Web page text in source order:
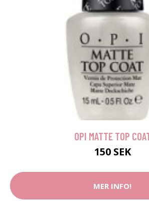
OPI MATTE TOP
150 SEK
MER INFO!